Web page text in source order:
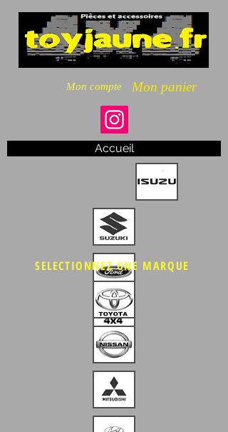
Mon compte Mon panier
Accueil
SELECTIONNEZ UNE MARQUE